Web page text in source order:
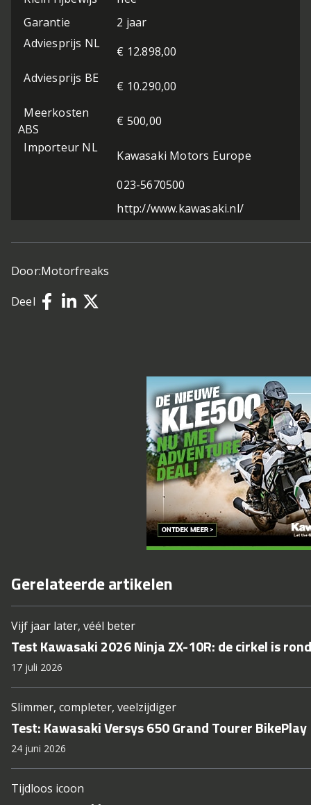
Garantie
2 jaar
Adviesprijs NL
€ 12.898,00
Adviesprijs BE
€ 10.290,00
Meerkosten
ABS
€ 500,00
Importeur NL
Kawasaki Motors Europe
023-5670500
http://www.kawasaki.nl/
Door:Motorfreaks
Deel
Gerelateerde artikelen
Vijf jaar later, véél beter
Test Kawasaki 2026 Ninja ZX-10R: de cirkel is rond
17 juli 2026
Slimmer, completer, veelzijdiger
Test: Kawasaki Versys 650 Grand Tourer BikePlay
24 juni 2026
Tijdloos icoon